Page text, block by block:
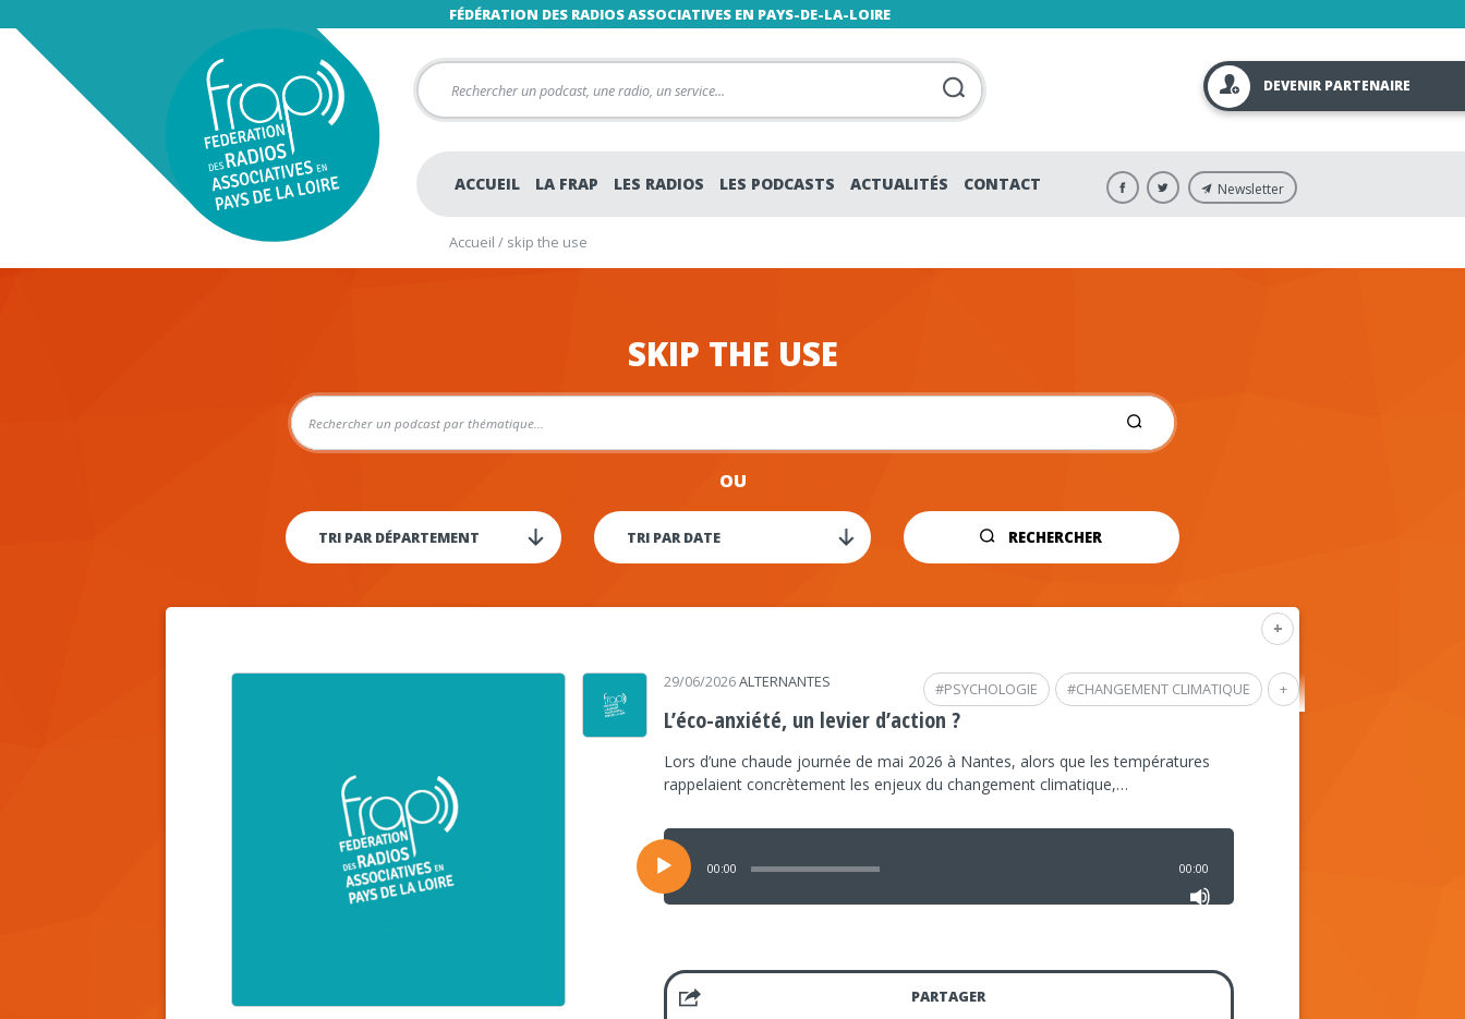
FÉDÉRATION DES RADIOS ASSOCIATIVES EN PAYS-DE-LA-LOIRE
DEVENIR PARTENAIRE
ACCUEIL LA FRAP LES RADIOS LES PODCASTS ACTUALITÉS CONTACT Newsletter
Accueil / skip the use
SKIP THE USE
OU
RECHERCHER
+
+
#CHANGEMENT CLIMATIQUE
#PSYCHOLOGIE
29/06/2026ALTERNANTES
L’éco-anxiété, un levier d’action ?
Lors d’une chaude journée de mai 2026 à Nantes, alors que les températures
rappelaient concrètement les enjeux du changement climatique,…
Lecteur
audio
00:00 00:00
PARTAGER